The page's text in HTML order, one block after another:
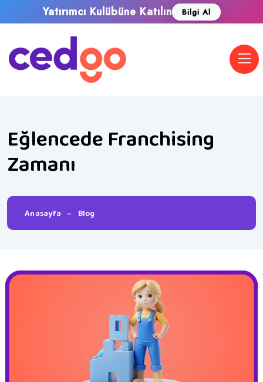
Yatırımcı Kulübüne Katılın Bilgi Al
Eğlencede Franchising
Zamanı
Anasayfa – Blog